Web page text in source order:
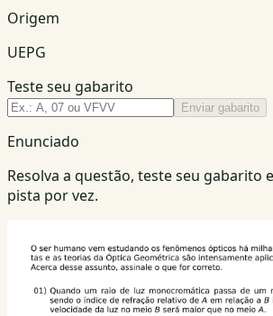
Origem
UEPG
Teste seu gabarito
Enviar gabarito
Enunciado
Resolva a questão, teste seu gabarito
pista por vez.